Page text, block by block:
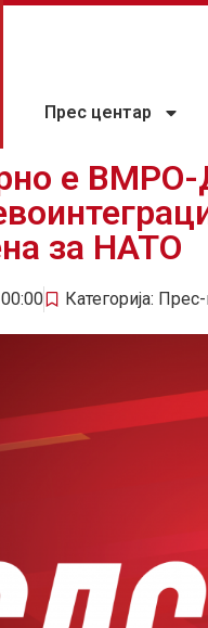
Прес центар
е ВМРО-
за НАТО
00:00 Категорија: